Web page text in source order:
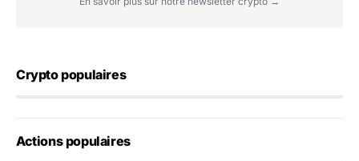
Crypto populaires
Actions populaires